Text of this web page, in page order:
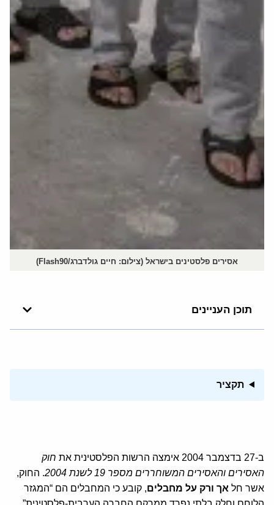
אסירים פלסטינים בישראל (צילום: חיים גולדברג/Flash90)
תוכן העניינים
תקציר
ב-27 בדצמבר 2004 אימצה הרשות הפלסטינית את
חוק
האסירים והאסירים המשוחררים מספר 19 לשנת 2004
. החוק,
אשר חל אך ורק על מחבלים, קובע כי המחבלים הם “המגזר